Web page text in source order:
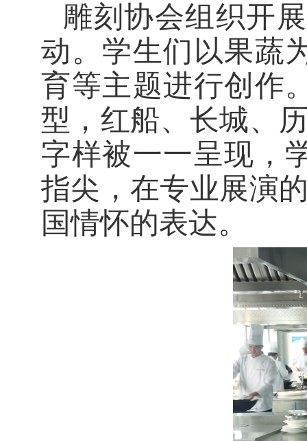
雕刻协会组织开
动。学生们以果蔬
育等主题进行创作
型，红船、长城、
字样被一一呈现，
指尖，在专业展演
国情怀的表达。